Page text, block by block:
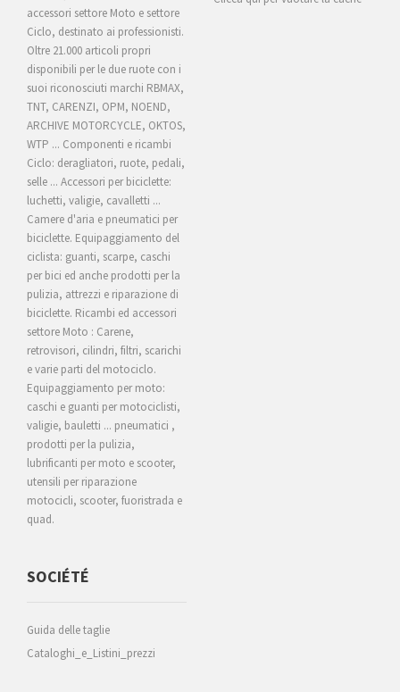
accessori settore Moto e settore
Ciclo, destinato ai professionisti.
Oltre 21.000 articoli propri
disponibili per le due ruote con i
suoi riconosciuti marchi RBMAX,
TNT, CARENZI, OPM, NOEND,
ARCHIVE MOTORCYCLE, OKTOS,
WTP ... Componenti e ricambi
Ciclo: deragliatori, ruote, pedali,
selle ... Accessori per biciclette:
luchetti, valigie, cavalletti ...
Camere d'aria e pneumatici per
biciclette. Equipaggiamento del
ciclista: guanti, scarpe, caschi
per bici ed anche prodotti per la
pulizia, attrezzi e riparazione di
biciclette. Ricambi ed accessori
settore Moto : Carene,
retrovisori, cilindri, filtri, scarichi
e varie parti del motociclo.
Equipaggiamento per moto:
caschi e guanti per motociclisti,
valigie, bauletti ... pneumatici ,
prodotti per la pulizia,
lubrificanti per moto e scooter,
utensili per riparazione
motocicli, scooter, fuoristrada e
quad.
SOCIÉTÉ
Guida delle taglie
Cataloghi_e_Listini_prezzi